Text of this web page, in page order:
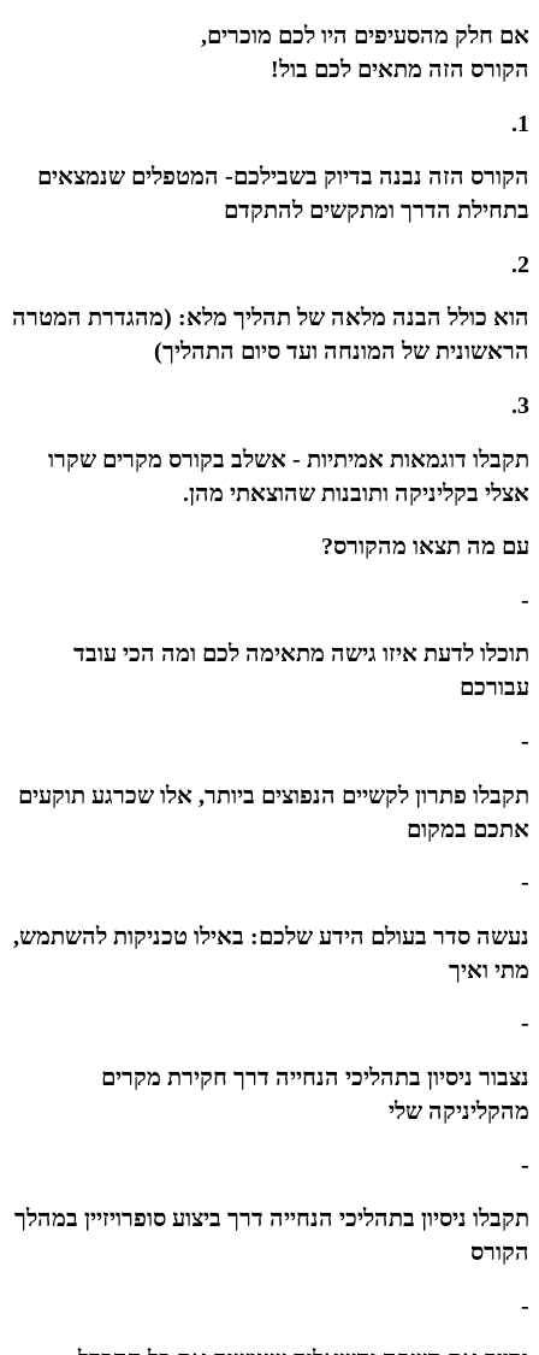
אם חלק מהסעיפים היו לכם מוכרים,
הקורס הזה מתאים לכם בול!
1.
הקורס הזה נבנה בדיוק בשבילכם- המטפלים שנמצאים
בתחילת הדרך ומתקשים להתקדם
2.
הוא כולל הבנה מלאה של תהליך מלא: (מהגדרת המטרה
הראשונית של המונחה ועד סיום התהליך)
3.
תקבלו דוגמאות אמיתיות - אשלב בקורס מקרים שקרו
אצלי בקליניקה ותובנות שהוצאתי מהן.
עם מה תצאו מהקורס?
-
תוכלו לדעת איזו גישה מתאימה לכם ומה הכי עובד
עבורכם
-
תקבלו פתרון לקשיים הנפוצים ביותר, אלו שכרגע תוקעים
אתכם במקום
-
נעשה סדר בעולם הידע שלכם: באילו טכניקות להשתמש,
מתי ואיך
-
נצבור ניסיון בתהליכי הנחייה דרך חקירת מקרים
מהקליניקה שלי
-
תקבלו ניסיון בתהליכי הנחייה דרך ביצוע סופרויזיין במהלך
הקורס
-